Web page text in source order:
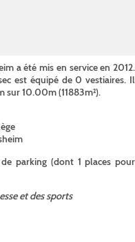
a été mis en service en 2012.
est équipé de 0 vestiaires. Il
10.00m (11883m²).
parking (dont 1 places pour
et des sports